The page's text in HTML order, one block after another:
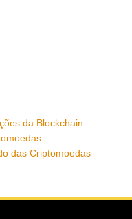
da Blockchain
das Criptomoedas